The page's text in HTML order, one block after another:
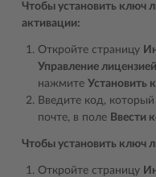
Чтобы установить ключ
активации:
Откройте страницу
Управление
нажмите Установить
Введите код,
почте, в поле Ввести
Чтобы установить ключ
Откройте страницу